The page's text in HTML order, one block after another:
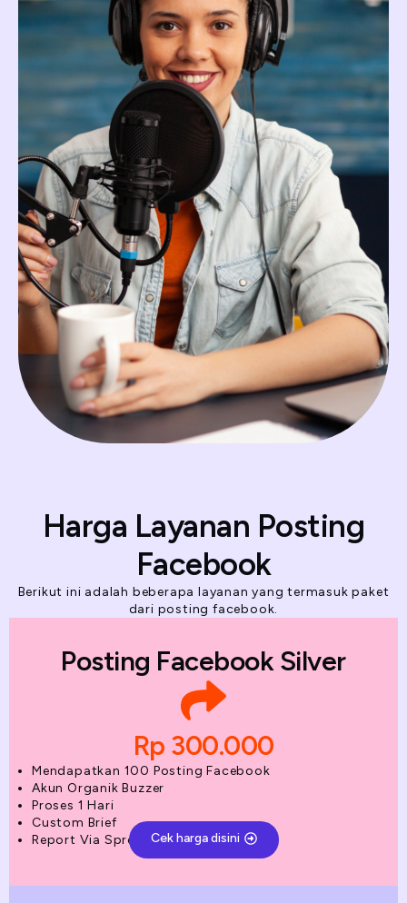
Harga Layanan Posting
Facebook
Berikut ini adalah beberapa layanan yang termasuk paket
dari posting facebook.
Posting Facebook Silver
Rp 300.000
Mendapatkan 100 Posting Facebook
Akun Organik Buzzer
Proses 1 Hari
Custom Brief
Report Via SpreadsheetCek harga disini